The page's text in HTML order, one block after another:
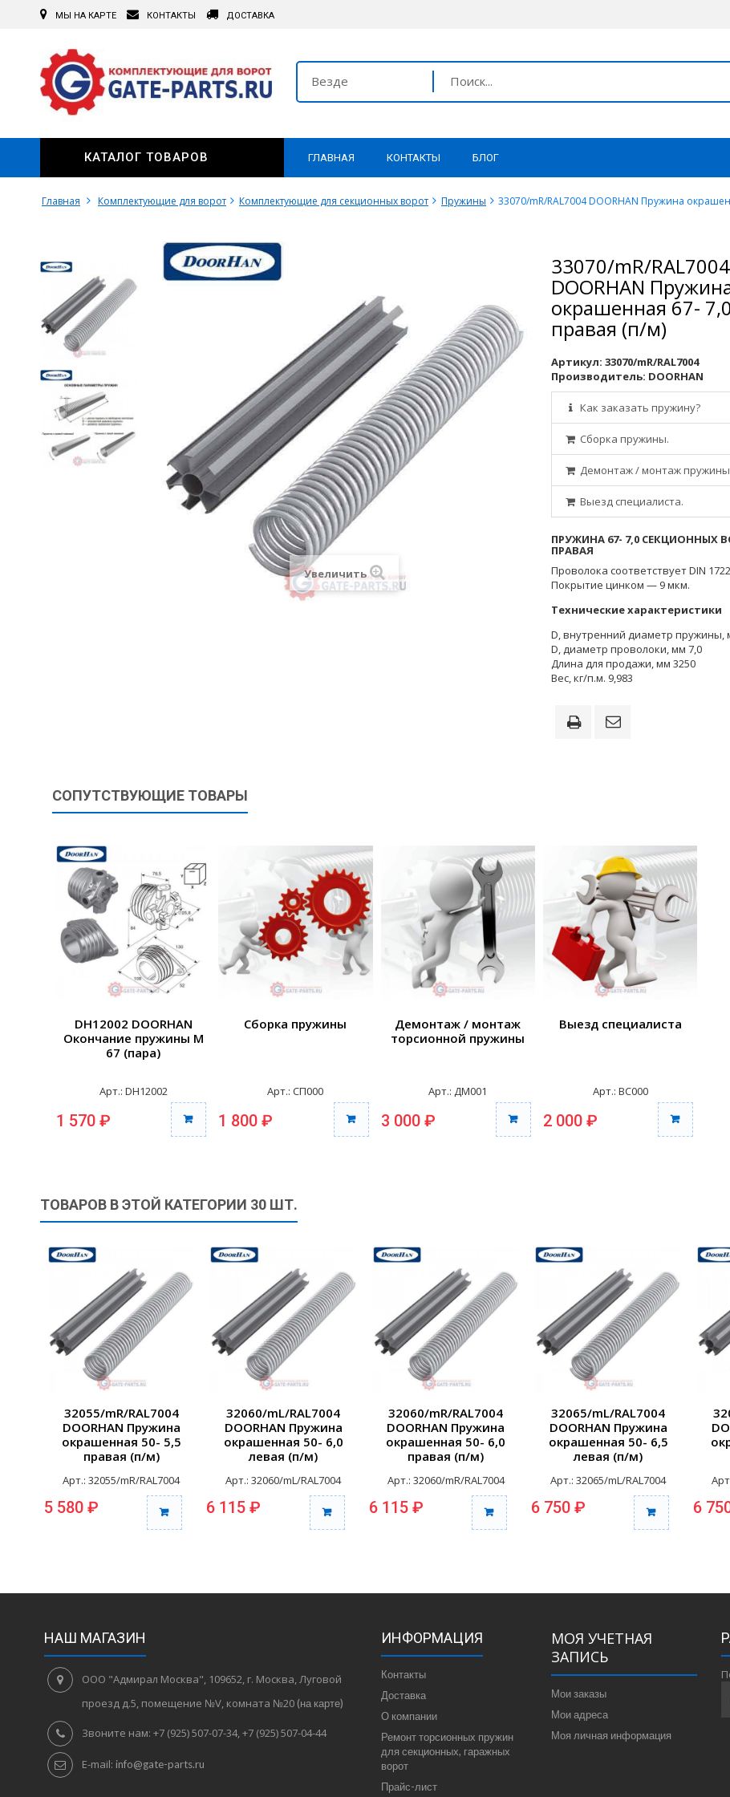
МЫ НА КАРТЕ КОНТАКТЫ ДОСТАВКА
Везде
ГЛАВНАЯ КОНТАКТЫ БЛОГ
КАТАЛОГ ТОВАРОВ
Главная Комплектующие для ворот Комплектующие для секционных ворот Пружины 33070/mR/RAL7004 DOORHAN Пружина
Увеличить
33070/mR/RAL7004
DOORHAN
окрашенная 67- 7,0
правая (п/м)
Артикул: 33070/mR/RAL7004
Производитель: DOORHAN
Как заказать пружину?
Сборка пружины.
Демонтаж / монтаж
Выезд специалиста.
ПРУЖИНА 67- 7,0 СЕКЦИОННЫХ
ПРАВАЯ
Проволока соответствует DIN
Покрытие цинком — 9 мкм.
Технические характеристики
D, внутренний диаметр пружины,
D, диаметр проволоки, мм 7,0
Длина для продажи, мм 3250
Вес, кг/п.м. 9,983
СОПУТСТВУЮЩИЕ ТОВАРЫ
DH12002 DOORHAN
Окончание пружины М
67 (пара)
Арт.: DH12002
1 570 ₽
Сборка пружины
Арт.: СП000
1 800 ₽
Демонтаж / монтаж
торсионной пружины
Арт.: ДМ001
3 000 ₽
Выезд специалиста
Арт.: ВС000
2 000 ₽
ТОВАРОВ В ЭТОЙ КАТЕГОРИИ 30 ШТ.
32055/mR/RAL7004
DOORHAN Пружина
окрашенная 50- 5,5
правая (п/м)
Арт.: 32055/mR/RAL7004
5 580 ₽
32060/mL/RAL7004
DOORHAN Пружина
окрашенная 50- 6,0
левая (п/м)
Арт.: 32060/mL/RAL7004
6 115 ₽
32060/mR/RAL7004
DOORHAN Пружина
окрашенная 50- 6,0
правая (п/м)
Арт.: 32060/mR/RAL7004
6 115 ₽
32065/mL/RAL7004
DOORHAN Пружина
окрашенная 50- 6,5
левая (п/м)
Арт.: 32065/mL/RAL7004
6 750 ₽ 6
НАШ МАГАЗИН
ООО "Адмирал Москва", 109652, г. Москва, Луговой
проезд д.5, помещение №V, комната №20 (на карте)
Звоните нам: +7 (925) 507-07-34, +7 (925) 507-04-44
E-mail: info@gate-parts.ru
ИНФОРМАЦИЯ
Контакты
Доставка
О компании
Ремонт торсионных пружин
для секционных, гаражных
ворот
Прайс-лист
МОЯ УЧЕТНАЯ
ЗАПИСЬ
Мои заказы
Мои адреса
Моя личная информация